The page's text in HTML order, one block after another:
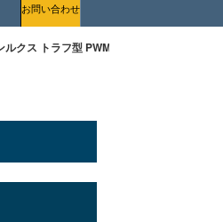
ためにお問い合わせ
クス トラフ型 PWM 110形 ）